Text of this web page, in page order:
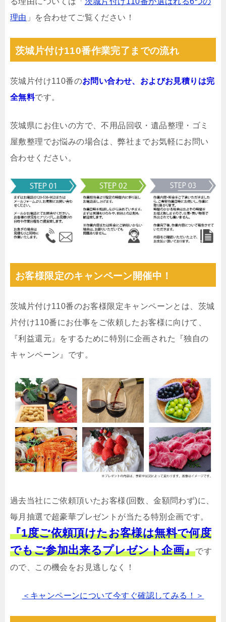
理由 」を合わせてご覧ください！
茨城片付け110番作業完了までの流れ
茨城片付け110番のお問い合わせ、およびお見積りは完
全無料です。
茨城県にお住いの方で、不用品回収・遺品整理・ゴミ
屋敷整理でお悩みの場合は、弊社までお気軽にお問い
合わせください。
お客様限定のキャンペーン開催中！
茨城片付け110番のお客様限定キャンペーンとは、茨城
片付け110番にお仕事をご依頼したお客様に向けて、
『利益還元』をするために特別に企画された『独自の
キャンペーン』です。
過去当社にご依頼頂いたお客様(回数、金額問わず)に、
毎月抽選で超豪華プレゼントが当たる特別企画です。
『1度ご依頼頂けたお客様は無料で何度
でもご参加出来るプレゼント企画』です
ので、この機会をお見逃しなく！
＜キャンペーンについて今すぐ確認してみる！＞